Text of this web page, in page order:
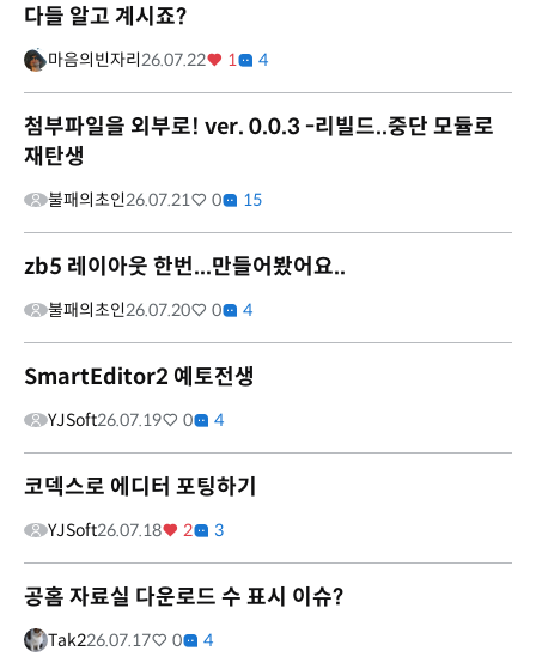
다들 알고 계시죠?
마음의빈자리26.07.22 1 4
첨부파일을 외부로! ver. 0.0.3 -리빌드..중단 모듈로
재탄생
불패의초인26.07.21 0 15
zb5 레이아웃 한번...만들어봤어요..
불패의초인26.07.20 0 4
SmartEditor2 예토전생
YJSoft26.07.19 0 4
코덱스로 에디터 포팅하기
YJSoft26.07.18 2 3
공홈 자료실 다운로드 수 표시 이슈?
Tak226.07.17 0 4